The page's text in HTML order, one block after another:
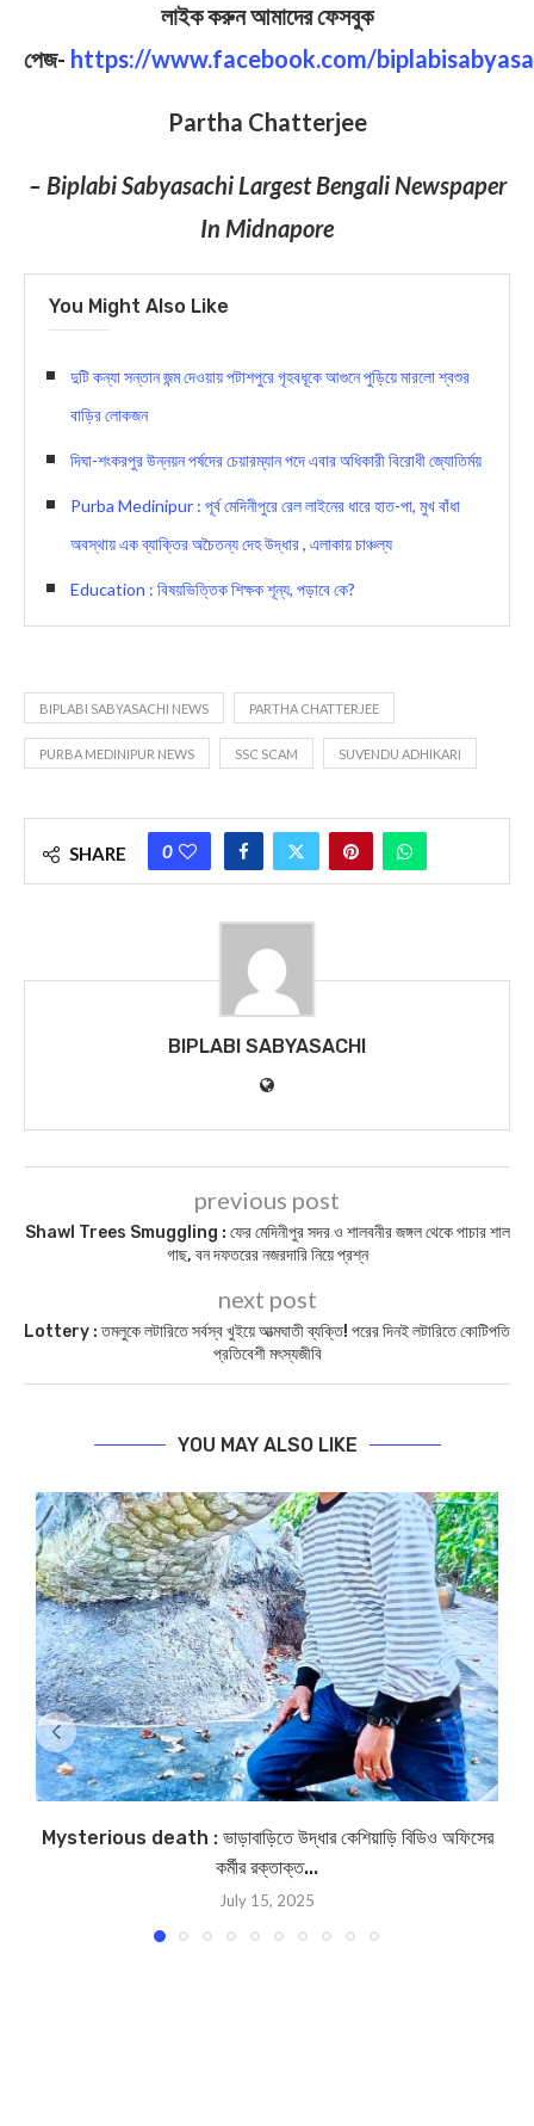
লাইক করুন আমাদের ফেসবুক
পেজ- https://www.facebook.com/
Partha Chatterjee
– Biplabi Sabyasachi Largest Bengali Newspaper
In Midnapore
You Might Also Like
দুটি কন্যা সন্তান জন্ম দেওয়ায় পটাশপুরে গৃহবধূকে আগুনে পুড়িয়ে মারলো শ্বশুর
বাড়ির লোকজন
দিঘা-শংকরপুর উন্নয়ন পর্ষদের চেয়ারম্যান পদে এবার অধিকারী বিরোধী জ্যোতির্ময়
Purba Medinipur : পূর্ব মেদিনীপুরে রেল লাইনের ধারে হাত-পা, মুখ বাঁধা
অবস্থায় এক ব্যাক্তির অচৈতন্য দেহ উদ্ধার , এলাকায় চাঞ্চল্য
Education : বিষয়ভিত্তিক শিক্ষক শূন্য, পড়াবে কে?
BIPLABI SABYASACHI NEWS PARTHA CHATTERJEE
PURBA MEDINIPUR NEWS SSC SCAM SUVENDU ADHIKARI
SHARE 0
BIPLABI SABYASACHI
previous post
Shawl Trees Smuggling : ফের মেদিনীপুর সদর ও শালবনীর জঙ্গল থেকে পাচার শাল
গাছ, বন দফতরের নজরদারি নিয়ে প্রশ্ন
next post
Lottery : তমলুকে লটারিতে সর্বস্ব খুইয়ে আত্মঘাতী ব্যক্তি! পরের দিনই লটারিতে কোটিপতি
প্রতিবেশী মৎস্যজীবি
YOU MAY ALSO LIKE
Mysterious death : ভাড়াবাড়িতে উদ্ধার কেশিয়াড়ি বিডিও অফিসের
কর্মীর রক্তাক্ত...
July 15, 2025